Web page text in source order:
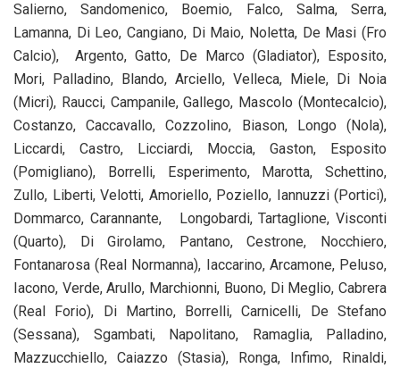
Salierno, Sandomenico, Boemio, Falco, Salma, Serra,
Lamanna, Di Leo, Cangiano, Di Maio, Noletta, De Masi (Fro
Calcio), Argento, Gatto, De Marco (Gladiator), Esposito,
Mori, Palladino, Blando, Arciello, Velleca, Miele, Di Noia
(Micri), Raucci, Campanile, Gallego, Mascolo (Montecalcio),
Costanzo, Caccavallo, Cozzolino, Biason, Longo (Nola),
Liccardi, Castro, Licciardi, Moccia, Gaston, Esposito
(Pomigliano), Borrelli, Esperimento, Marotta, Schettino,
Zullo, Liberti, Velotti, Amoriello, Poziello, Iannuzzi (Portici),
Dommarco, Carannante, Longobardi, Tartaglione, Visconti
(Quarto), Di Girolamo, Pantano, Cestrone, Nocchiero,
Fontanarosa (Real Normanna), Iaccarino, Arcamone, Peluso,
Iacono, Verde, Arullo, Marchionni, Buono, Di Meglio, Cabrera
(Real Forio), Di Martino, Borrelli, Carnicelli, De Stefano
(Sessana), Sgambati, Napolitano, Ramaglia, Palladino,
Mazzucchiello, Caiazzo (Stasia), Ronga, Infimo, Rinaldi,